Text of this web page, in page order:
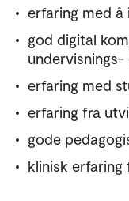
erfaring med å
god digital
erfaring med
erfaring fra
gode
klinisk